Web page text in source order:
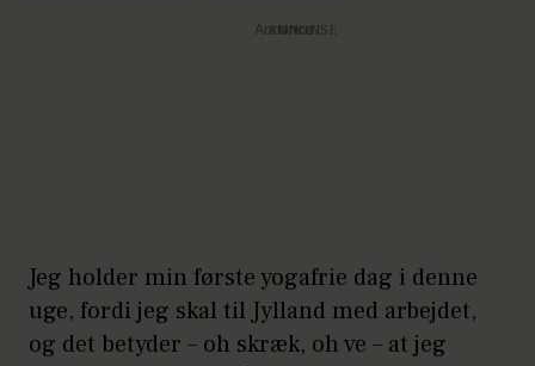
Annonce
Jeg holder min første yogafrie dag i denne
uge, fordi jeg skal til Jylland med arbejdet,
og det betyder – oh skræk, oh ve – at jeg